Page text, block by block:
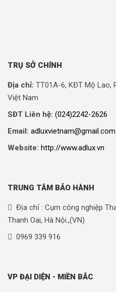
TRỤ SỞ CHÍNH
Địa chỉ: TT01A-6, KĐT Mộ Lao,
Việt Nam
SĐT Liên hệ: (024)2242-2626
Email: adluxvietnam@gmail.com
Website: http://www.adlux.vn
TRUNG TÂM BẢO HÀNH
Địa chỉ : Cụm công nghiệp
Thanh Oai, Hà Nội.,(VN)
0969 339 916
VP ĐẠI DIỆN - MIỀN BẮC